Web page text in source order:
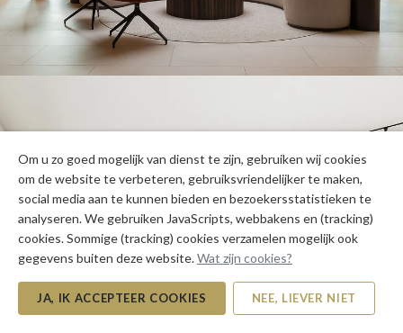
Om u zo goed mogelijk van dienst te zijn, gebruiken wij cookies
om de website te verbeteren, gebruiksvriendelijker te maken,
social media aan te kunnen bieden en bezoekersstatistieken te
analyseren. We gebruiken JavaScripts, webbakens en (tracking)
cookies. Sommige (tracking) cookies verzamelen mogelijk ook
gegevens buiten deze website.Wat zijn cookies?
JA, IK ACCEPTEER COOKIES NEE, LIEVER NIET